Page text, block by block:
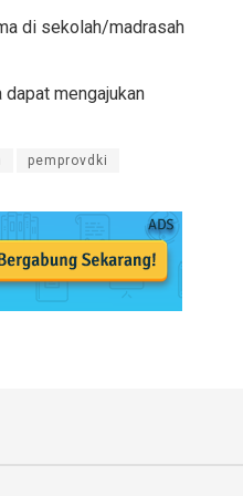
di sekolah/madrasah
mengajukan
pemprovdki